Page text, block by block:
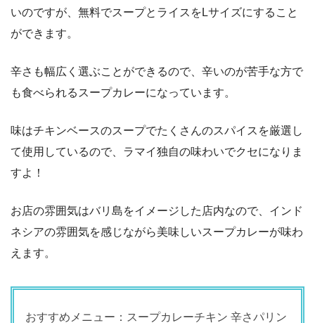
いのですが、無料でスープとライスをLサイズにすること
ができます。
辛さも幅広く選ぶことができるので、辛いのが苦手な方で
も食べられるスープカレーになっています。
味はチキンベースのスープでたくさんのスパイスを厳選し
て使用しているので、ラマイ独自の味わいでクセになりま
すよ！
お店の雰囲気はバリ島をイメージした店内なので、インド
ネシアの雰囲気を感じながら美味しいスープカレーが味わ
えます。
おすすめメニュー：スープカレーチキン 辛さパリン